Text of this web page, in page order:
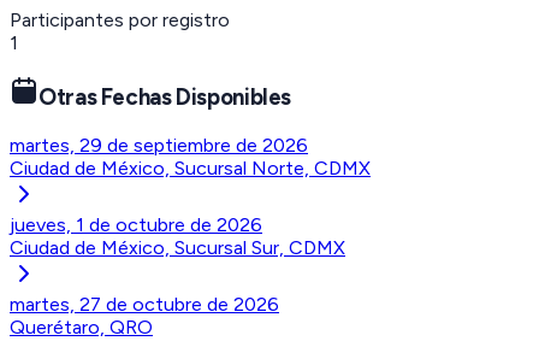
Participantes por registro
1
Otras Fechas Disponibles
martes, 29 de septiembre de 2026
Ciudad de México, Sucursal Norte, CDMX
jueves, 1 de octubre de 2026
Ciudad de México, Sucursal Sur, CDMX
martes, 27 de octubre de 2026
Querétaro, QRO